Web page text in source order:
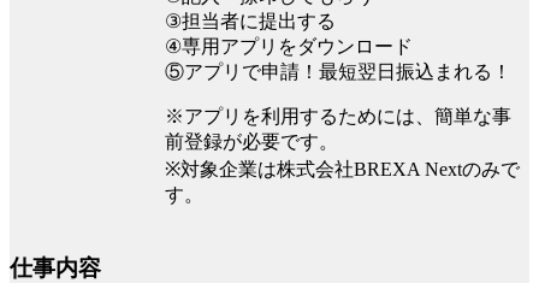
③担当者に提出する
④専用アプリをダウンロード
⑤アプリで申請！最短翌日振込まれる！
※アプリを利用するためには、簡単な事
前登録が必要です。
※対象企業は株式会社BREXA Nextのみで
す。
仕事内容